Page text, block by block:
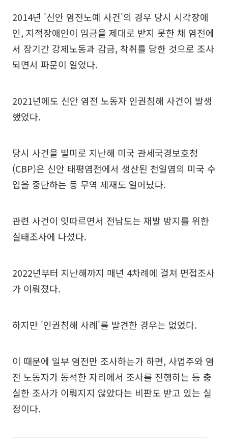
2014년 '신안 염전노예 사건'의 경우 당시 시각장애
인, 지적장애인이 임금을 제대로 받지 못한 채 염전에
서 장기간 강제노동과 감금, 착취를 당한 것으로 조사
되면서 파문이 일었다.
2021년에도 신안 염전 노동자 인권침해 사건이 발생
했었다.
당시 사건을 빌미로 지난해 미국 관세국경보호청
(CBP)은 신안 태평염전에서 생산된 천일염의 미국 수
입을 중단하는 등 무역 제재도 일어났다.
관련 사건이 잇따르면서 전남도는 재발 방지를 위한
실태조사에 나섰다.
2022년부터 지난해까지 매년 4차례에 걸쳐 면접조사
가 이뤄졌다.
하지만 '인권침해 사례'를 발견한 경우는 없었다.
이 때문에 일부 염전만 조사하는가 하면, 사업주와 염
전 노동자가 동석한 자리에서 조사를 진행하는 등 충
실한 조사가 이뤄지지 않았다는 비판도 받고 있는 실
정이다.